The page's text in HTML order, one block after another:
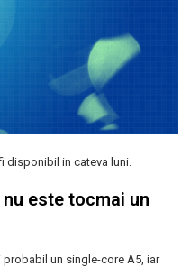
disponibil in cateva luni.
este tocmai un
un single-core A5, iar